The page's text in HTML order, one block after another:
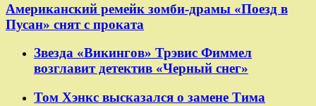
Американский ремейк зомби-драмы «Поезд в
Пусан» снят с проката
Звезда «Викингов» Трэвис Фиммел
возглавит детектив «Черный снег»
Том Хэнкс высказался о замене Тима